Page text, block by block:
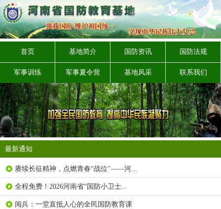
首页 基地简介 国防资讯 国防法规
军事训练 军事夏令营 基地风采 联系我们
最新通知
赓续长征精神，点燃青春“战位”——河...
全程免费！2026河南省“国防小卫士...
阅兵：一堂直抵人心的全民国防教育课